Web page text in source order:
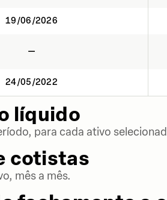
19/06/2026
—
24/05/2022
líquido
para cada ativo
cotistas
mês a mês.